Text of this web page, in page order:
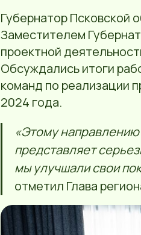
Губернатор Псковской
Заместителем
проектной
Обсуждались итоги
команд по реализации
2024 года.
«Этому
представляет
мы улучшали свои
отметил Глава